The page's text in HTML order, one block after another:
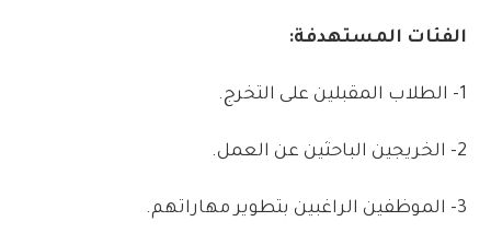
الفئات المستهدفة:
1- الطلاب المقبلين على التخرج.
2- الخريجين الباحثين عن العمل.
3- الموظفين الراغبين بتطوير مهاراتهم.